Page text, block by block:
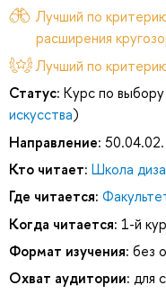
Лучший по
расширения
Лучший по
Статус: Курс по
искусства)
Направление:
Кто читает: Школа
Где читается:
Когда читается: 1-й
Формат изучения: без
Охват аудитории: для